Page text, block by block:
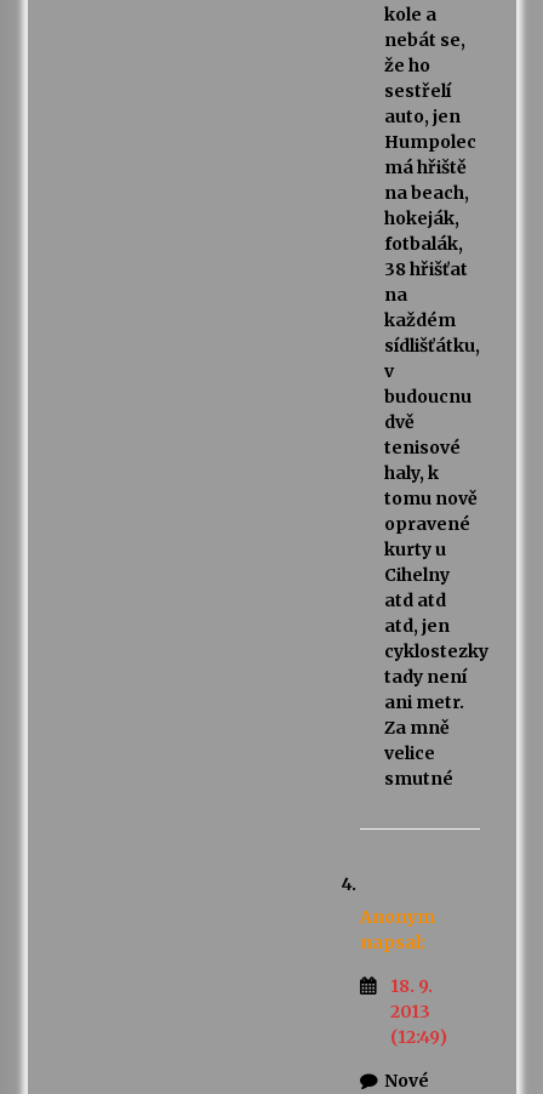
kole a
nebát se,
že ho
sestřelí
auto, jen
Humpolec
má hřiště
na beach,
hokeják,
fotbalák,
38 hřišťat
na
každém
sídlišťátku,
v
budoucnu
dvě
tenisové
haly, k
tomu nově
opravené
kurty u
Cihelny
atd atd
atd, jen
cyklostezky
tady není
ani metr.
Za mně
velice
smutné
Anonym
napsal:
18. 9.
2013
(12:49)
Nové